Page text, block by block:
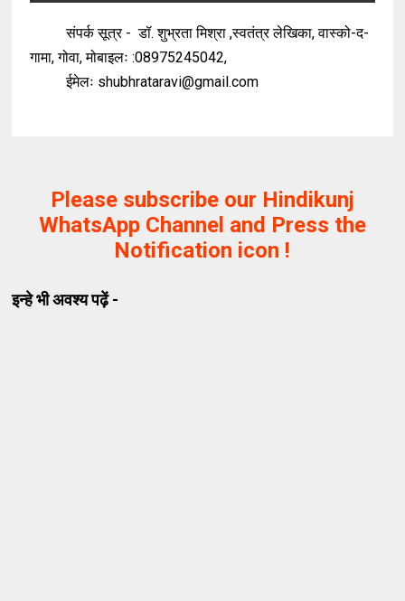
संपर्क सूत्र - डॉ. शुभ्रता मिश्रा ,स्वतंत्र लेखिका, वास्को-द-
गामा, गोवा, मोबाइलः :08975245042,
ईमेलः shubhrataravi@gmail.com
Please subscribe our Hindikunj
WhatsApp Channel and Press the
Notification icon !
इन्हे भी अवश्य पढ़ें -